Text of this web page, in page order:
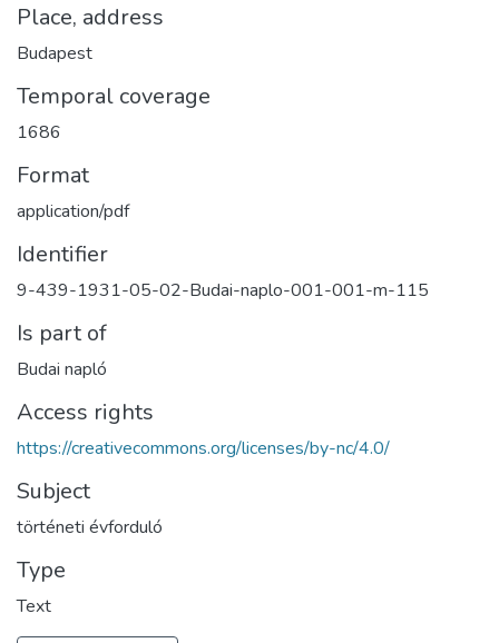
Place, address
Budapest
Temporal coverage
1686
Format
application/pdf
Identifier
9-439-1931-05-02-Budai-naplo-001-001-m-115
Is part of
Budai napló
Access rights
https://creativecommons.org/licenses/by-nc/4.0/
Subject
történeti évforduló
Type
Text